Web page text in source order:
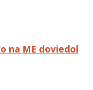
na ME doviedol